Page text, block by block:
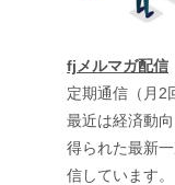
fjメルマガ配信
定期通信（月2
最近は経済動
得られた最新
信しています。